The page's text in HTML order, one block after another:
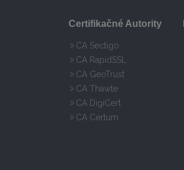
Certifikačné Autority
CA Sectigo
CA RapidSSL
CA GeoTrust
CA Thawte
CA DigiCert
CA Certum